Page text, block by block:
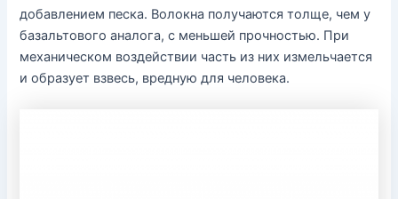
добавлением песка. Волокна получаются толще, чем у
базальтового аналога, с меньшей прочностью. При
механическом воздействии часть из них измельчается
и образует взвесь, вредную для человека.